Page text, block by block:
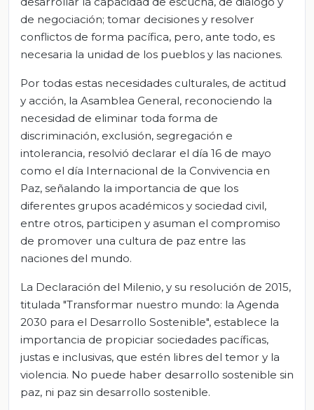
de negociación; tomar decisiones y resolver
conflictos de forma pacífica, pero, ante todo, es
necesaria la unidad de los pueblos y las naciones.
Por todas estas necesidades culturales, de actitud
y acción, la Asamblea General, reconociendo la
necesidad de eliminar toda forma de
discriminación, exclusión, segregación e
intolerancia, resolvió declarar el día 16 de mayo
como el día Internacional de la Convivencia en
Paz, señalando la importancia de que los
diferentes grupos académicos y sociedad civil,
entre otros, participen y asuman el compromiso
de promover una cultura de paz entre las
naciones del mundo.
La Declaración del Milenio, y su resolución de 2015,
titulada "Transformar nuestro mundo: la Agenda
2030 para el Desarrollo Sostenible", establece la
importancia de propiciar sociedades pacíficas,
justas e inclusivas, que estén libres del temor y la
violencia. No puede haber desarrollo sostenible sin
paz, ni paz sin desarrollo sostenible.